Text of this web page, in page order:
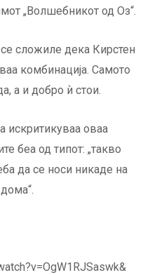
„Волшебникот од Оз“.
сложиле дека Кирстен
комбинација. Самото
а и добро ѝ стои.
искритикуваа оваа
беа од типот: „такво
да се носи никаде на